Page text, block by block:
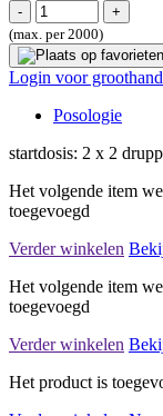
(max. per 2000)
Login voor
Posologie
startdosis: 2 x 2
Het volgende item
toegevoegd
Verder winkelen
Het volgende item
toegevoegd
Verder winkelen
Het product is